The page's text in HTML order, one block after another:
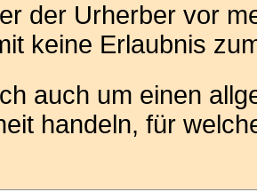
der Urherber vor
keine Erlaubnis
auch um einen
handeln, für